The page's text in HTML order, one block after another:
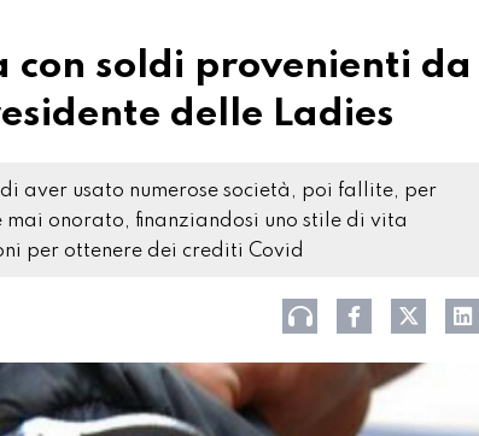
soldi provenienti da
delle Ladies
aver usato numerose società, poi fallite, per
onorato, finanziandosi uno stile di vita
per ottenere dei crediti Covid